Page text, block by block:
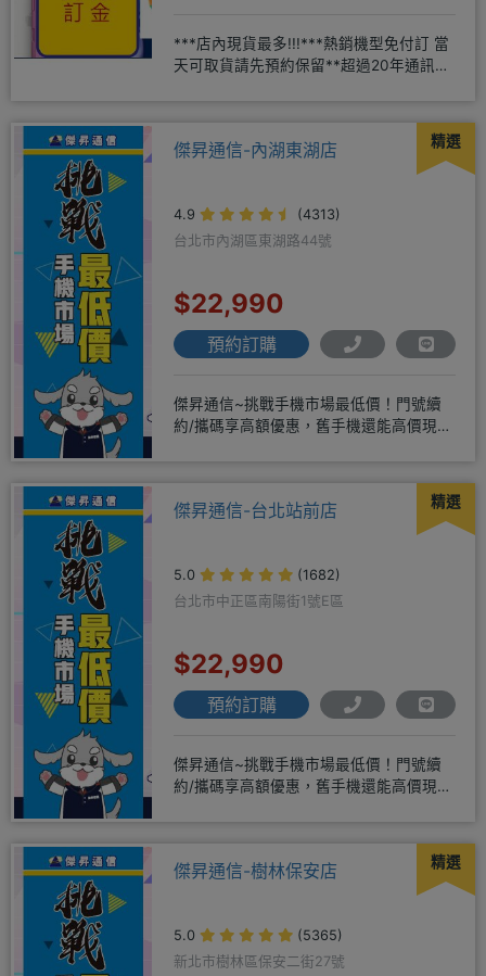
***店內現貨最多!!!***熱銷機型免付訂 當
天可取貨請先預約保留**超過20年通訊經
精選
傑昇通信-內湖東湖店
4.9
(4313)
台北市內湖區東湖路44號
$22,990
預約訂購
傑昇通信~挑戰手機市場最低價！門號續
約/攜碼享高額優惠，舊手機還能高價現金
精選
傑昇通信-台北站前店
5.0
(1682)
台北市中正區南陽街1號E區
$22,990
預約訂購
傑昇通信~挑戰手機市場最低價！門號續
約/攜碼享高額優惠，舊手機還能高價現金
精選
傑昇通信-樹林保安店
5.0
(5365)
新北市樹林區保安二街27號